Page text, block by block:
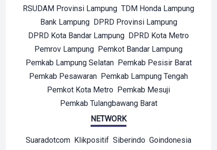
RSUDAM Provinsi Lampung TDM Honda Lampung
Bank Lampung DPRD Provinsi Lampung
DPRD Kota Bandar Lampung DPRD Kota Metro
Pemrov Lampung Pemkot Bandar Lampung
Pemkab Lampung Selatan Pemkab Pesisir Barat
Pemkab Pesawaran Pemkab Lampung Tengah
Pemkot Kota Metro Pemkab Mesuji
Pemkab Tulangbawang Barat
NETWORK
Suaradotcom Klikpositif Siberindo Goindonesia